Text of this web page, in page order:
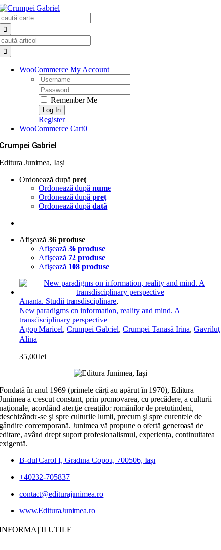
Skip
to
content
WooCommerce My Account
Username:
Password:
Remember Me
Register
WooCommerce Cart0
Crumpei Gabriel
Editura Junimea, Iași
Ordonează dupăpreţ
Ordonează dupănume
Ordonează dupăpreţ
Ordonează dupădată
Afişează36 produse
Afişează36 produse
Afişează 72 produse
Afişează 108 produse
Ananta. Studii transdisciplinare,
New paradigms on information, reality and mind. A
transdisciplinary perspective
Agop Maricel,Crumpei Gabriel,Crumpei Tanasă Irina,Gavriluţ
Alina
35,00lei
Fondată în anul 1969 (primele cărți au apărut în 1970), Editura
Junimea a crescut constant, prin promovarea, cu precădere, a culturii
naţionale, acordând atenţie creaţiilor românilor de pretutindeni,
deschizându-se şi spre culturile lumii, precum şi spre curentele de
gândire contemporană. Junimea vă propune o ofertă generoasă de
editare, având drept suport profesionalismul, experiența, continuitatea
exigentă.
B-dul Carol I, Grădina Copou, 700506, Iași
+40232-705837
contact@editurajunimea.ro
www.EdituraJunimea.ro
INFORMAŢII UTILE